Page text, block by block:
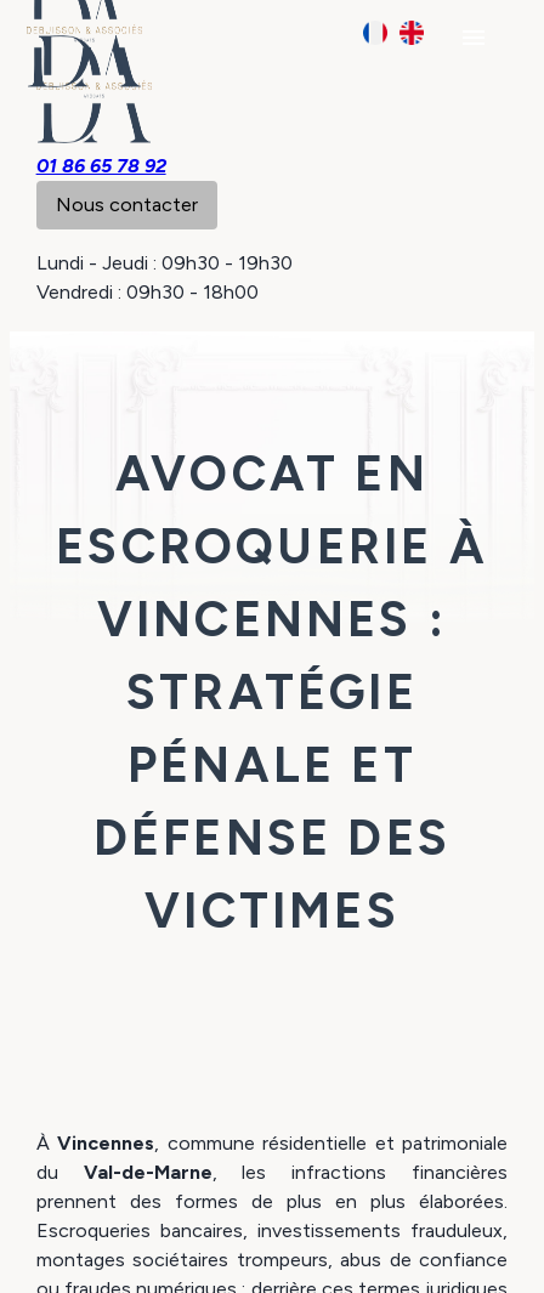
01 86 65 78 92
Nous contacter
Lundi - Jeudi : 09h30 - 19h30
Vendredi : 09h30 - 18h00
AVOCAT EN
ESCROQUERIE À
VINCENNES :
STRATÉGIE
PÉNALE ET
DÉFENSE DES
VICTIMES
ÀVincennes, commune résidentielle et patrimoniale
du Val-de-Marne, les infractions financières
prennent des formes de plus en plus élaborées.
Escroqueries bancaires, investissements frauduleux,
montages sociétaires trompeurs, abus de confiance
Panneau de gestion des cookies